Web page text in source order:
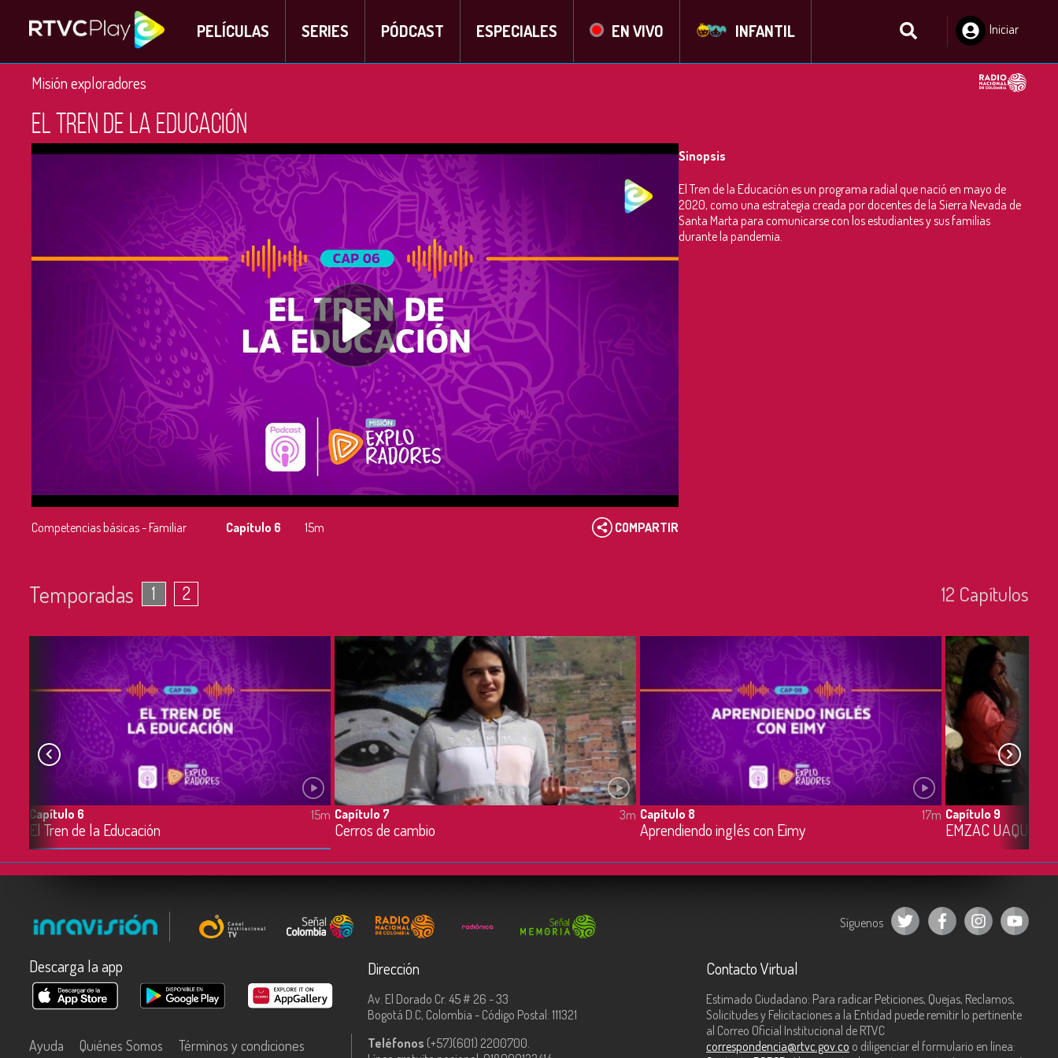
PELÍCULAS SERIES PÓDCAST ESPECIALES EN VIVO INFANTIL
Iniciar
Misión exploradores
El Tren de la Educación
Competencias básicas - Familiar Capítulo 6 15m COMPARTIR
Sinopsis
El Tren de la Educación es un programa radial que nació en mayo de
2020, como una estrategia creada por docentes de la Sierra Nevada de
Santa Marta para comunicarse con los estudiantes y sus familias
durante la pandemia.
Temporadas 1 2 12 Capí­tulos
Capítulo 6
El Tren de la Educación
15m Capítulo 7
Cerros de cambio
3m Capítulo 8
Aprendiendo inglés con Eimy
17m Capítulo 9
EMZAC UAQUE
Síguenos
Descarga la app
Ayuda Quiénes Somos Términos y condiciones
Dirección
Av. El Dorado Cr. 45 # 26 - 33
Bogotá D.C, Colombia - Código Postal: 111321
Teléfonos (+57)(601) 2200700.
Contacto Virtual
Estimado Ciudadano: Para radicar Peticiones, Quejas, Reclamos,
Solicitudes y Felicitaciones a la Entidad puede remitir lo pertinente
al Correo Oficial Institucional de RTVC
correspondencia@rtvc.gov.co o diligenciar el formulario en línea: